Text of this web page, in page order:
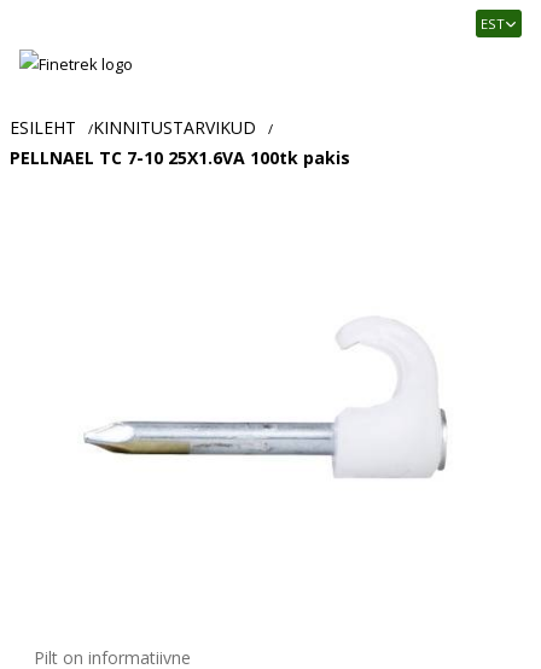
Usaldusväärne
ja
tööstusautomaatika
EST
ESILEHT /KINNITUSTARVIKUD /
PELLNAEL TC 7-10 25X1.6VA 100tk pakis
Pilt on informatiivne